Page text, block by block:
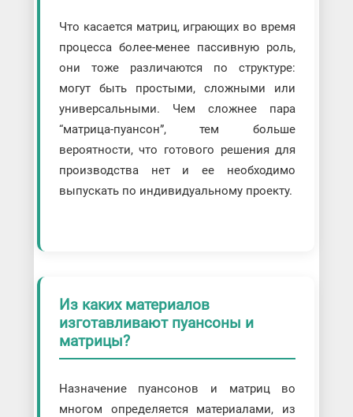
Что касается матриц, играющих во время
процесса более-менее пассивную роль,
они тоже различаются по структуре:
могут быть простыми, сложными или
универсальными. Чем сложнее пара
“матрица-пуансон”, тем больше
вероятности, что готового решения для
производства нет и ее необходимо
выпускать по индивидуальному проекту.
Из каких материалов
изготавливают пуансоны и
матрицы?
Назначение пуансонов и матриц во
многом определяется материалами, из